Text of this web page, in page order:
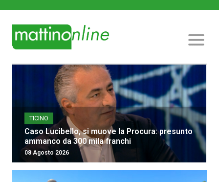
TICINO
Caso Lucibello, si muove la Procura: presunto
ammanco da 300 mila franchi
08 Agosto 2026